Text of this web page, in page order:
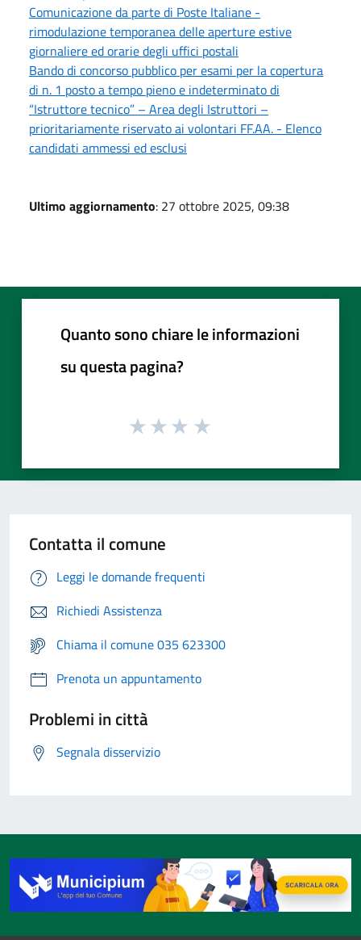
Comunicazione da parte di Poste Italiane -
rimodulazione temporanea delle aperture estive
giornaliere ed orarie degli uffici postali
Bando di concorso pubblico per esami per la copertura
di n. 1 posto a tempo pieno e indeterminato di
“Istruttore tecnico” – Area degli Istruttori –
prioritariamente riservato ai volontari FF.AA. - Elenco
candidati ammessi ed esclusi
Ultimo aggiornamento: 27 ottobre 2025, 09:38
Quanto sono chiare le informazioni
su questa pagina?
Contatta il comune
Leggi le domande frequenti
Richiedi Assistenza
Chiama il comune 035 623300
Prenota un appuntamento
Problemi in città
Segnala disservizio